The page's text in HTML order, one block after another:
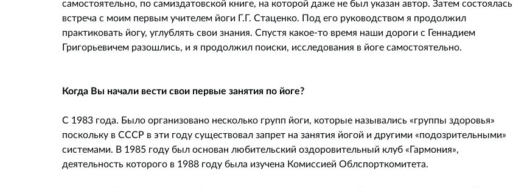
самостоятельно, по самиздатовской книге, на которой даже не был указан автор. Затем состоялась
встреча с моим первым учителем йоги Г.Г. Стаценко. Под его руководством я продолжил
практиковать йогу, углублять свои знания. Спустя какое-то время наши дороги с Геннадием
Григорьевичем разошлись, и я продолжил поиски, исследования в йоге самостоятельно.
Когда Вы начали вести свои первые занятия по йоге?
С 1983 года. Было организовано несколько групп йоги, которые назывались «группы здоровья»
поскольку в СССР в эти году существовал запрет на занятия йогой и другими «подозрительными»
системами. В 1985 году был основан любительский оздоровительный клуб «Гармония»,
деятельность которого в 1988 году была изучена Комиссией Облспорткомитета.